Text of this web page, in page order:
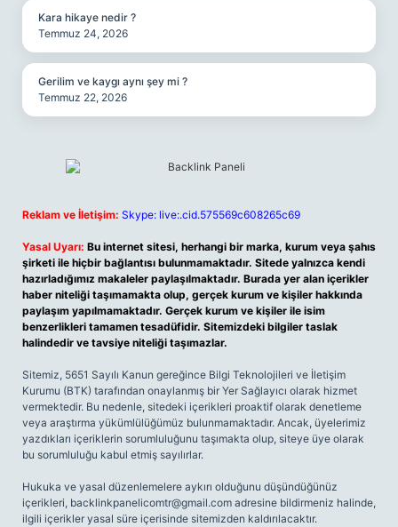
Kara hikaye nedir ?
Temmuz 24, 2026
Gerilim ve kaygı aynı şey mi ?
Temmuz 22, 2026
Reklam ve İletişim: Skype: live:.cid.575569c608265c69
Yasal Uyarı: Bu internet sitesi, herhangi bir marka, kurum veya şahıs
şirketi ile hiçbir bağlantısı bulunmamaktadır. Sitede yalnızca kendi
hazırladığımız makaleler paylaşılmaktadır. Burada yer alan içerikler
haber niteliği taşımamakta olup, gerçek kurum ve kişiler hakkında
paylaşım yapılmamaktadır. Gerçek kurum ve kişiler ile isim
benzerlikleri tamamen tesadüfidir. Sitemizdeki bilgiler taslak
halindedir ve tavsiye niteliği taşımazlar.
Sitemiz, 5651 Sayılı Kanun gereğince Bilgi Teknolojileri ve İletişim
Kurumu (BTK) tarafından onaylanmış bir Yer Sağlayıcı olarak hizmet
vermektedir. Bu nedenle, sitedeki içerikleri proaktif olarak denetleme
veya araştırma yükümlülüğümüz bulunmamaktadır. Ancak, üyelerimiz
yazdıkları içeriklerin sorumluluğunu taşımakta olup, siteye üye olarak
bu sorumluluğu kabul etmiş sayılırlar.
Hukuka ve yasal düzenlemelere aykırı olduğunu düşündüğünüz
içerikleri, backlinkpanelicomtr@gmail.com adresine bildirmeniz halinde,
ilgili içerikler yasal süre içerisinde sitemizden kaldırılacaktır.